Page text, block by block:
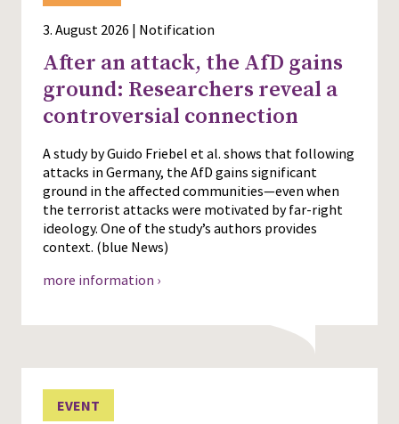
3. August 2026 | Notification
After an attack, the AfD gains
ground: Researchers reveal a
controversial connection
A study by Guido Friebel et al. shows that following
attacks in Germany, the AfD gains significant
ground in the affected communities—even when
the terrorist attacks were motivated by far-right
ideology. One of the study’s authors provides
context. (blue News)
more information ›
EVENT